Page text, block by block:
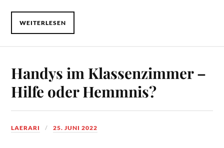
WEITERLESEN
Handys im Klassenzimmer –
Hilfe oder Hemmnis?
LAERARI 25. JUNI 2022